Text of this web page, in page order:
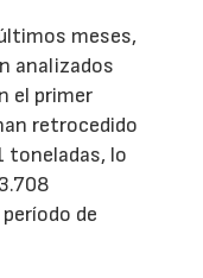
meses,
analizados
el primer
retrocedido
toneladas, lo
de